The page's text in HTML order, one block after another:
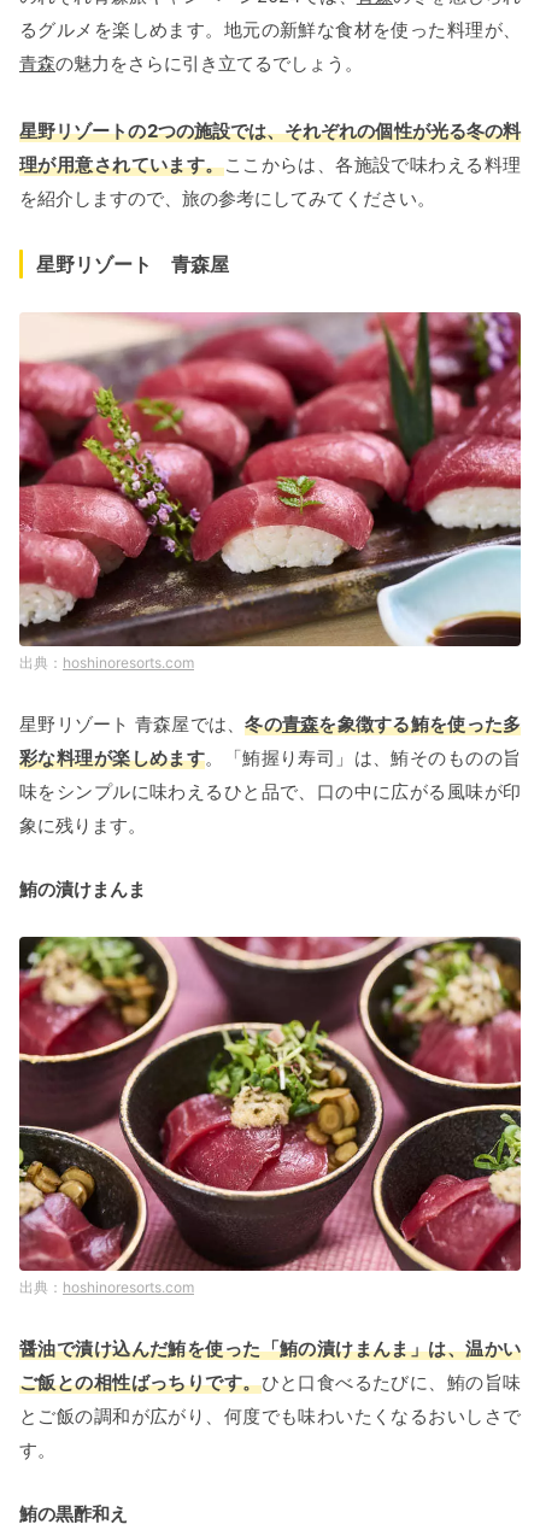
るグルメを楽しめます。地元の新鮮な食材を使った料理が、
青森の魅力をさらに引き立てるでしょう。
星野リゾートの2つの施設では、それぞれの個性が光る冬の料
理が用意されています。ここからは、各施設で味わえる料理
を紹介しますので、旅の参考にしてみてください。
星野リゾート 青森屋
hoshinoresorts.com
星野リゾート 青森屋では、冬の青森を象徴する鮪を使った多
彩な料理が楽しめます。「鮪握り寿司」は、鮪そのものの旨
味をシンプルに味わえるひと品で、口の中に広がる風味が印
象に残ります。
鮪の漬けまんま
hoshinoresorts.com
醤油で漬け込んだ鮪を使った「鮪の漬けまんま」は、温かい
ご飯との相性ばっちりです。ひと口食べるたびに、鮪の旨味
とご飯の調和が広がり、何度でも味わいたくなるおいしさで
す。
鮪の黒酢和え